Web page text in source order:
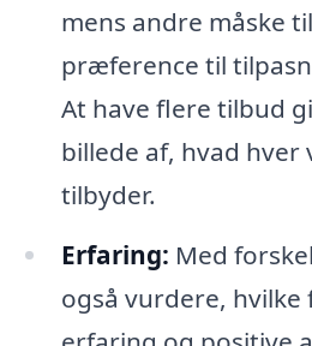
mens andre måske
præference til
At have flere tilbud
billede af, hvad hver
tilbyder.
Erfaring: Med
også vurdere,